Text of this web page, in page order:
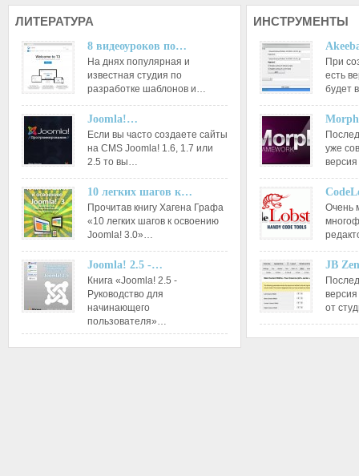
ЛИТЕРАТУРА
8 видеоуроков по…
На днях популярная и
известная студия по
разработке шаблонов и…
Joomla!…
Если вы часто создаете сайты
на CMS Joomla! 1.6, 1.7 или
2.5 то вы…
10 легких шагов к…
Прочитав книгу Хагена Графа
«10 легких шагов к освоению
Joomla! 3.0»…
Joomla! 2.5 -…
Книга «Joomla! 2.5 -
Руководство для
начинающего
пользователя»…
ИНСТРУМЕНТЫ
При
есть
будет
уже
Очень
JB
от